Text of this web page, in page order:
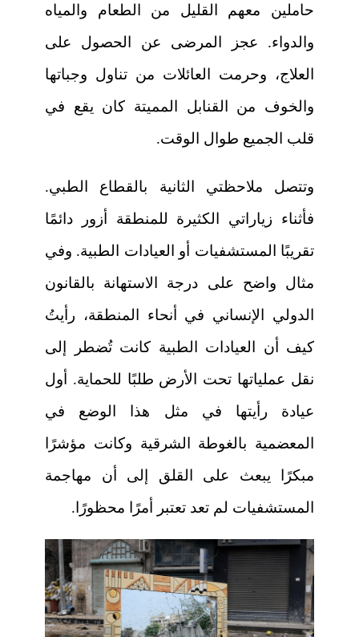
حاملين معهم القليل من الطعام والمياه
والدواء. عجز المرضى عن الحصول على
العلاج، وحرمت العائلات من تناول وجباتها
والخوف من القنابل المميتة كان يقع في
قلب الجميع طوال الوقت.
وتتصل ملاحظتي الثانية بالقطاع الطبي.
فأثناء زياراتي الكثيرة للمنطقة أزور دائمًا
تقريبًا المستشفيات أو العيادات الطبية. وفي
مثال واضح على درجة الاستهانة بالقانون
الدولي الإنساني في أنحاء المنطقة، رأيتُ
كيف أن العيادات الطبية كانت تُضطر إلى
نقل عملياتها تحت الأرض طلبًا للحماية. أول
عيادة رأيتها في مثل هذا الوضع في
المعضمية بالغوطة الشرقية وكانت مؤشرًا
مبكرًا يبعث على القلق إلى أن مهاجمة
المستشفيات لم تعد تعتبر أمرًا محظورًا.